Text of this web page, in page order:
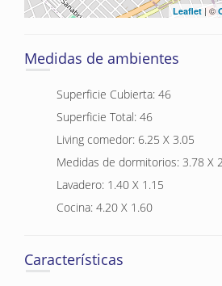
Leaflet | ©
Medidas de ambientes
Superficie Cubierta: 46
Superficie Total: 46
Living comedor: 6.25 X 3.05
Medidas de dormitorios: 3.78 X
Lavadero: 1.40 X 1.15
Cocina: 4.20 X 1.60
Características